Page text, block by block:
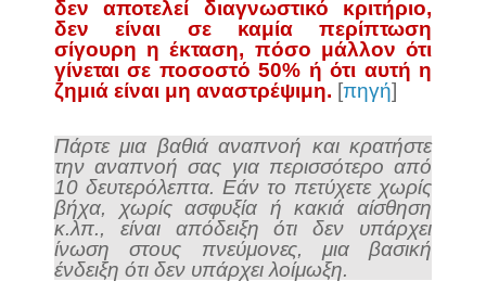
δεν αποτελεί διαγνωστικό κριτήριο,
δεν είναι σε καμία περίπτωση
σίγουρη η έκταση, πόσο μάλλον ότι
γίνεται σε ποσοστό 50% ή ότι αυτή η
ζημιά είναι μη αναστρέψιμη. [πηγή]
Πάρτε μια βαθιά αναπνοή και κρατήστε
την αναπνοή σας για περισσότερο από
10 δευτερόλεπτα. Εάν το πετύχετε χωρίς
βήχα, χωρίς ασφυξία ή κακιά αίσθηση
κ.λπ., είναι απόδειξη ότι δεν υπάρχει
ίνωση στους πνεύμονες, μια βασική
ένδειξη ότι δεν υπάρχει λοίμωξη.